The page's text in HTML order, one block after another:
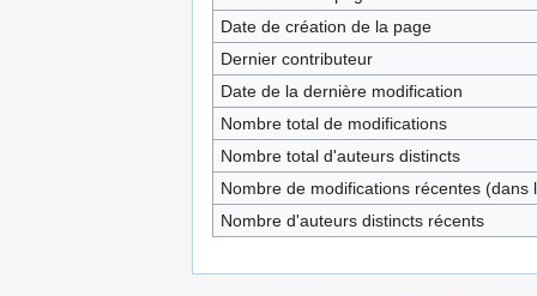
Date de création de la page
Dernier contributeur
Date de la dernière modification
Nombre total de modifications
Nombre total d'auteurs distincts
Nombre de modifications récentes (dans
Nombre d'auteurs distincts récents